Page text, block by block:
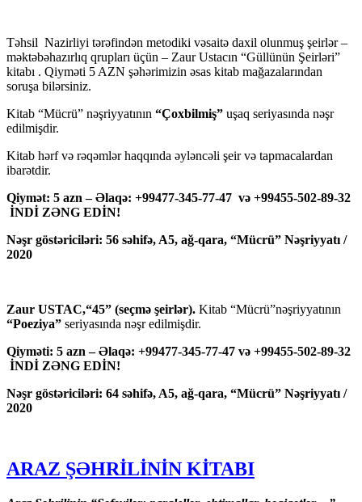
Təhsil Nazirliyi tərəfindən metodiki vəsaitə daxil olunmuş şeirlər –
məktəbəhazırlıq qrupları üçün – Zaur Ustacın “Güllünün Şeirləri”
kitabı . Qiyməti 5 AZN şəhərimizin əsas kitab mağazalarından
soruşa bilərsiniz.
Kitab “Mücrü” nəşriyyatının “Çoxbilmiş” uşaq seriyasında nəşr
edilmişdir.
Kitab hərf və rəqəmlər haqqında əyləncəli şeir və tapmacalardan
ibarətdir.
Qiymət: 5 azn – Əlaqə: +99477-345-77-47 və +99455-502-89-32
İNDİ ZƏNG EDİN!
Nəşr göstəriciləri: 56 səhifə, A5, ağ-qara, “Mücrü” Nəşriyyatı /
2020
Zaur USTAC,“45” (seçmə şeirlər). Kitab “Mücrü”nəşriyyatının
“Poeziya” seriyasında nəşr edilmişdir.
Qiyməti: 5 azn – Əlaqə: +99477-345-77-47 və +99455-502-89-32
İNDİ ZƏNG EDİN!
Nəşr göstəriciləri: 64 səhifə, A5, ağ-qara, “Mücrü” Nəşriyyatı /
2020
ARAZ ŞƏHRİLİNİN KİTABI